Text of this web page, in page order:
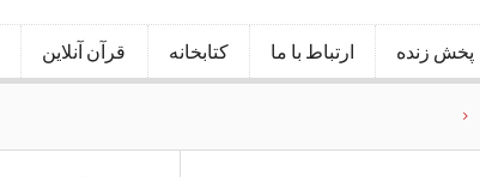
قرآن آنلاین کتابخانه ارتباط با ما پخش زنده